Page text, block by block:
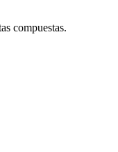
compuestas.